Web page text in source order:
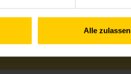
Alle zulassen
Mi., 5.8.